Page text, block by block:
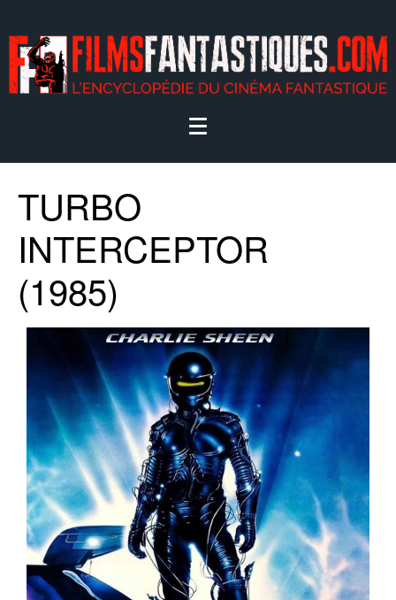
TURBO
INTERCEPTOR
(1985)